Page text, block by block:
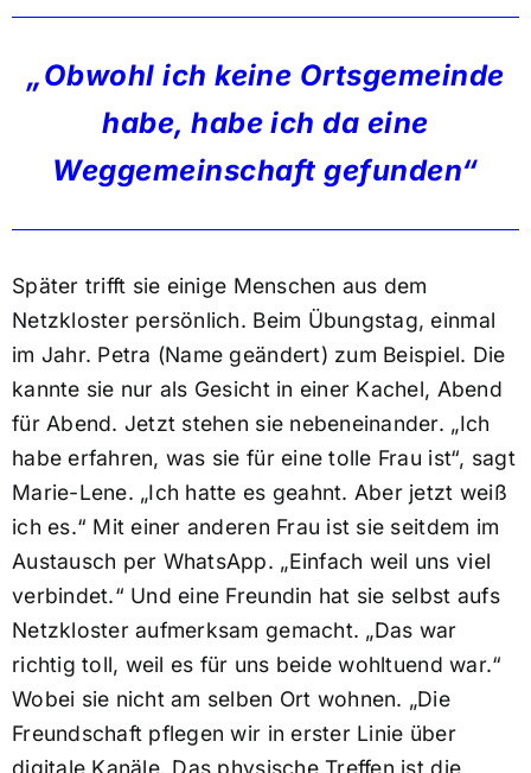
„Obwohl ich keine Ortsgemeinde
habe, habe ich da eine
Weggemeinschaft gefunden“
Später trifft sie einige Menschen aus dem
Netzkloster persönlich. Beim Übungstag, einmal
im Jahr. Petra (Name geändert) zum Beispiel. Die
kannte sie nur als Gesicht in einer Kachel, Abend
für Abend. Jetzt stehen sie nebeneinander. „Ich
habe erfahren, was sie für eine tolle Frau ist“, sagt
Marie-Lene. „Ich hatte es geahnt. Aber jetzt weiß
ich es.“ Mit einer anderen Frau ist sie seitdem im
Austausch per WhatsApp. „Einfach weil uns viel
verbindet.“ Und eine Freundin hat sie selbst aufs
Netzkloster aufmerksam gemacht. „Das war
richtig toll, weil es für uns beide wohltuend war.“
Wobei sie nicht am selben Ort wohnen. „Die
Freundschaft pflegen wir in erster Linie über